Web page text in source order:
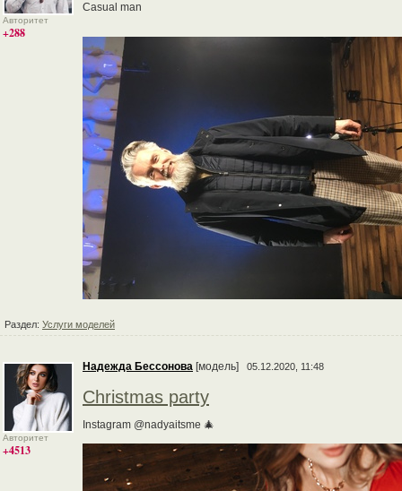
Авторитет
+288
Casual man
Раздел: Услуги моделей
Авторитет
+4513
Надежда Бессонова [модель] 05.12.2020, 11:48
Christmas party
Instagram @nadyaitsme 🎄